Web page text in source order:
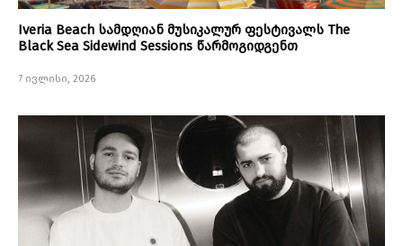
Iveria Beach სამდღიან მუსიკალურ ფესტივალს The
Black Sea Sidewind Sessions წარმოგიდგენთ
7 ივლისი, 2026